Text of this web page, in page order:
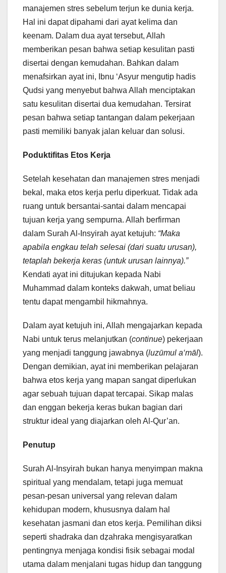
manajemen stres sebelum terjun ke dunia kerja.
Hal ini dapat dipahami dari ayat kelima dan
keenam. Dalam dua ayat tersebut, Allah
memberikan pesan bahwa setiap kesulitan pasti
disertai dengan kemudahan. Bahkan dalam
menafsirkan ayat ini, Ibnu ‘Asyur mengutip hadis
Qudsi yang menyebut bahwa Allah menciptakan
satu kesulitan disertai dua kemudahan. Tersirat
pesan bahwa setiap tantangan dalam pekerjaan
pasti memiliki banyak jalan keluar dan solusi.
Poduktifitas Etos Kerja
Setelah kesehatan dan manajemen stres menjadi
bekal, maka etos kerja perlu diperkuat. Tidak ada
ruang untuk bersantai-santai dalam mencapai
tujuan kerja yang sempurna. Allah berfirman
dalam Surah Al-Insyirah ayat ketujuh: “Maka
apabila engkau telah selesai (dari suatu urusan),
tetaplah bekerja keras (untuk urusan lainnya).”
Kendati ayat ini ditujukan kepada Nabi
Muhammad dalam konteks dakwah, umat beliau
tentu dapat mengambil hikmahnya.
Dalam ayat ketujuh ini, Allah mengajarkan kepada
Nabi untuk terus melanjutkan (continue) pekerjaan
yang menjadi tanggung jawabnya (luzūmul a‘māl).
Dengan demikian, ayat ini memberikan pelajaran
bahwa etos kerja yang mapan sangat diperlukan
agar sebuah tujuan dapat tercapai. Sikap malas
dan enggan bekerja keras bukan bagian dari
struktur ideal yang diajarkan oleh Al-Qur’an.
Penutup
Surah Al-Insyirah bukan hanya menyimpan makna
spiritual yang mendalam, tetapi juga memuat
pesan-pesan universal yang relevan dalam
kehidupan modern, khususnya dalam hal
kesehatan jasmani dan etos kerja. Pemilihan diksi
seperti shadraka dan dẓahraka mengisyaratkan
pentingnya menjaga kondisi fisik sebagai modal
utama dalam menjalani tugas hidup dan tanggung